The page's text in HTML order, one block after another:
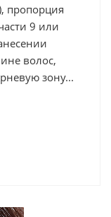
пропорция
9 или
волос,
зону...